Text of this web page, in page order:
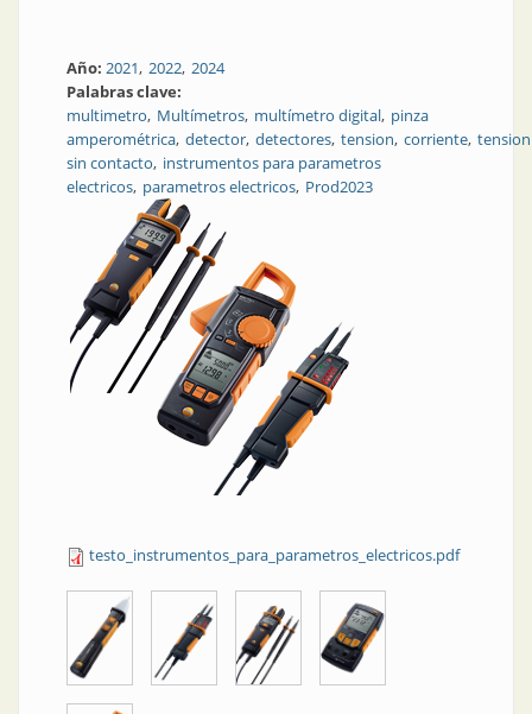
Año: 2021 2022 2024
Palabras clave:
multimetro Multímetros multímetro digital pinza
amperométrica detector detectores tension corriente tension
sin contacto instrumentos para parametros
electricos parametros electricos Prod2023
testo_instrumentos_para_parametros_electricos.pdf